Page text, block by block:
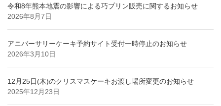
令和8年熊本地震の影響による巧プリン販売に関するお知らせ
2026年8月7日
アニバーサリーケーキ予約サイト受付一時停止のお知らせ
2026年3月10日
12月25日(木)のクリスマスケーキお渡し場所変更のお知らせ
2025年12月23日